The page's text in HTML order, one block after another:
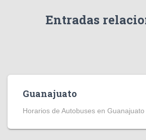
Entradas
Guanajuato
Horarios de Autobuses en Guanajuato